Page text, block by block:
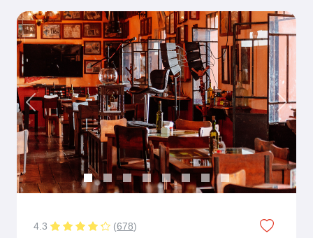
Previous Next
4.3 (678)